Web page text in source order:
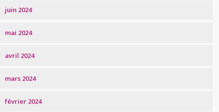
juin 2024
mai 2024
avril 2024
mars 2024
février 2024